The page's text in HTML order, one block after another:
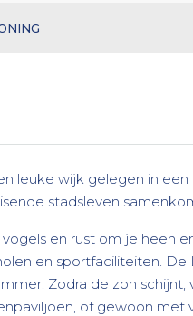
leuke wijk gelegen in
stadsleven
en rust om je heen
en sportfaciliteiten.
Zodra de zon schijnt,
of gewoon